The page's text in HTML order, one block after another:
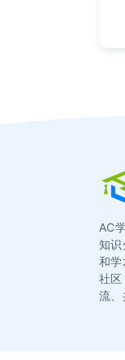
AC
知识
和学
社区
流、